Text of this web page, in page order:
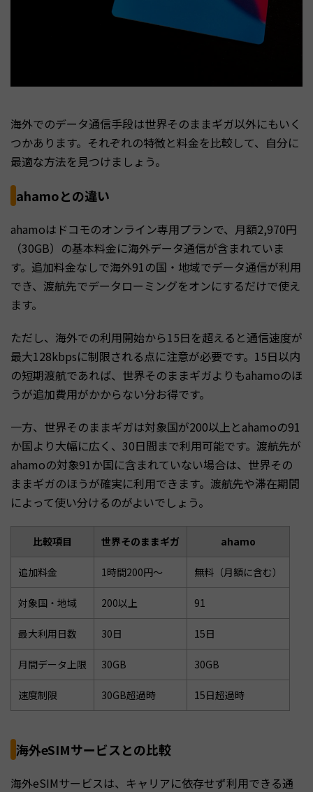
海外でのデータ通信手段は世界そのままギガ以外にもいく
つかあります。それぞれの特徴と料金を比較して、自分に
最適な方法を見つけましょう。
ahamoとの違い
ahamoはドコモのオンライン専用プランで、月額2,970円
（30GB）の基本料金に海外データ通信が含まれていま
す。追加料金なしで海外91の国・地域でデータ通信が利用
でき、渡航先でデータローミングをオンにするだけで使え
ます。
ただし、海外での利用開始から15日を超えると通信速度が
最大128kbpsに制限される点に注意が必要です。15日以内
の短期渡航であれば、世界そのままギガよりもahamoのほ
うが追加費用がかからない分お得です。
一方、世界そのままギガは対象国が200以上とahamoの91
か国より大幅に広く、30日間まで利用可能です。渡航先が
ahamoの対象91か国に含まれていない場合は、世界その
ままギガのほうが確実に利用できます。渡航先や滞在期間
によって使い分けるのがよいでしょう。
比較項目 世界そのままギガ ahamo
追加料金 1時間200円〜 無料（月額に含む）
対象国・地域 200以上 91
最大利用日数 30日 15日
月間データ上限 30GB 30GB
速度制限 30GB超過時 15日超過時
海外eSIMサービスとの比較
海外eSIMサービスは、キャリアに依存せず利用できる通